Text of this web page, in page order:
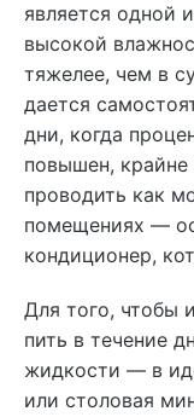
является одной
высокой
тяжелее, чем в
дается
дни, когда
повышен, крайне
проводить как
помещениях —
кондиционер,
Для того, чтобы
пить в течение
жидкости — в
или столовая